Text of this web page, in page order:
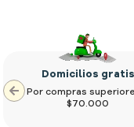
Su nombre
Domicilios gratis
Por compras
$70.000